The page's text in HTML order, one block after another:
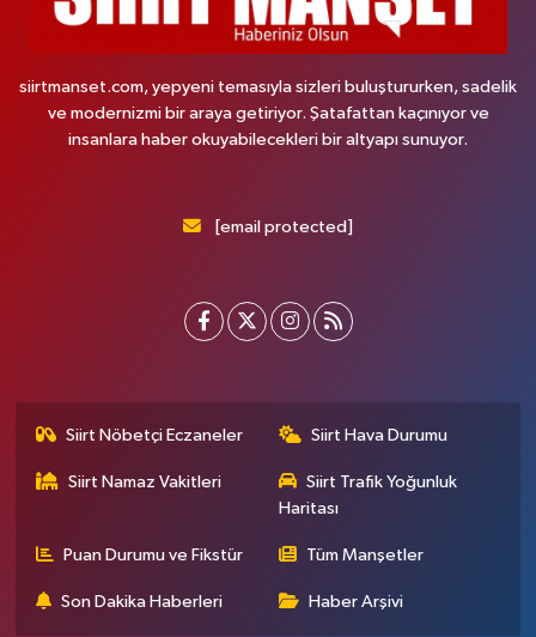
siirtmanset.com, yepyeni temasıyla sizleri buluştururken, sadelik
ve modernizmi bir araya getiriyor. Şatafattan kaçınıyor ve
insanlara haber okuyabilecekleri bir altyapı sunuyor.
[email protected]
Siirt Nöbetçi Eczaneler Siirt Hava Durumu
Siirt Namaz Vakitleri
Siirt Trafik Yoğunluk
Haritası
Puan Durumu ve Fikstür Tüm Manşetler
Son Dakika Haberleri Haber Arşivi